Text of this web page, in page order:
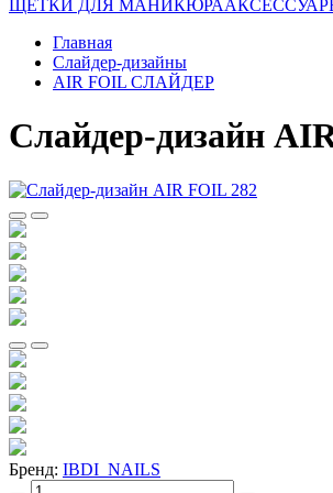
ЩЕТКИ ДЛЯ МАНИКЮРА
Главная
Слайдер-дизайны
AIR FOIL СЛАЙДЕР
Слайдер-дизайн
Бренд: IBDI_NAILS